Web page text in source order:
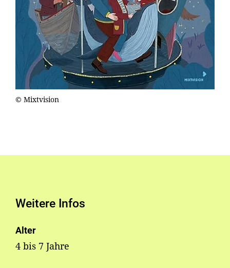
© Mixtvision
Weitere Infos
Alter
4 bis 7 Jahre